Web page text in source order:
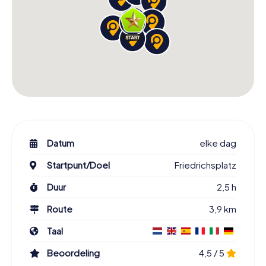
Datum
elke dag
Startpunt/Doel
Friedrichsplatz
Duur
2,5 h
Route
3,9 km
Taal
Beoordeling
4,5 / 5